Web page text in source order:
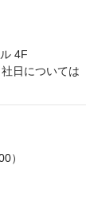
4F
日については
）